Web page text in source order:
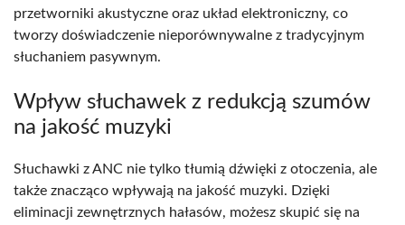
przetworniki akustyczne oraz układ elektroniczny, co
tworzy doświadczenie nieporównywalne z tradycyjnym
słuchaniem pasywnym.
Wpływ słuchawek z redukcją szumów
na jakość muzyki
Słuchawki z ANC nie tylko tłumią dźwięki z otoczenia, ale
także znacząco wpływają na jakość muzyki. Dzięki
eliminacji zewnętrznych hałasów, możesz skupić się na